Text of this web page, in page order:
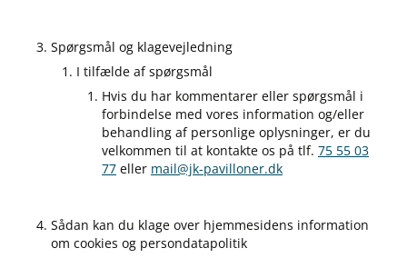
Spørgsmål og klagevejledning
I tilfælde af spørgsmål
Hvis du har kommentarer eller spørgsmål i
forbindelse med vores information og/eller
behandling af personlige oplysninger, er du
velkommen til at kontakte os på tlf. 75 55 03
77 eller mail@jk-pavilloner.dk
Sådan kan du klage over hjemmesidens information
om cookies og persondatapolitik